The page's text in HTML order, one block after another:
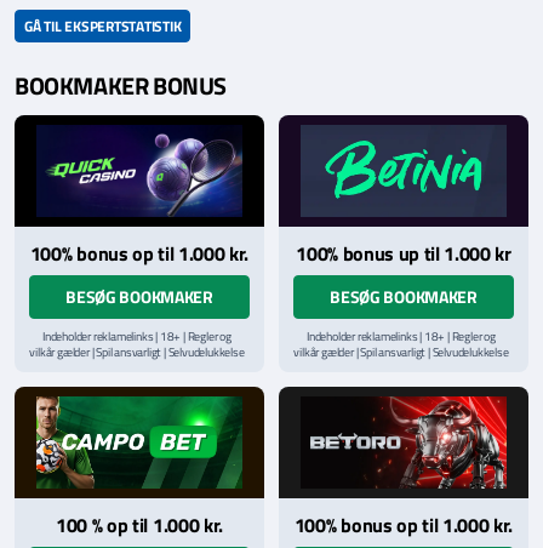
GÅ TIL EKSPERTSTATISTIK
BOOKMAKER BONUS
100% bonus op til 1.000 kr.
BESØG BOOKMAKER
Indeholder reklamelinks | 18+ | Regler og
vilkår gælder | Spil ansvarligt | Selvudelukkelse
hjælpelinje påStopSpillet.dk
Læs vilkår og betingelserher
100% bonus up til 1.000 kr
BESØG BOOKMAKER
Indeholder reklamelinks | 18+ | Regler og
vilkår gælder | Spil ansvarligt | Selvudelukkelse
hjælpelinje påStopSpillet.dk
Læs vilkår og betingelserher
100 % op til 1.000 kr. 100% bonus op til 1.000 kr.